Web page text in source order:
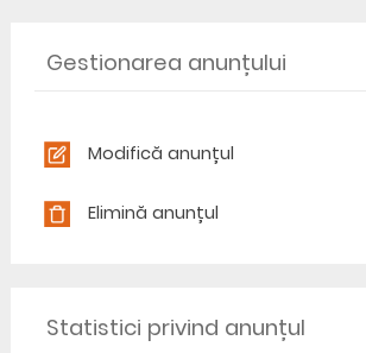
Gestionarea anunțului
Modifică anunțul
Elimină anunțul
Statistici privind anunțul